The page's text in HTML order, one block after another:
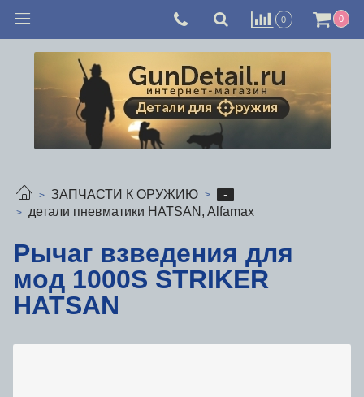
0 0
ЗАПЧАСТИ К ОРУЖИЮ
-
детали пневматики HATSAN, Alfamax
Рычаг взведения для
мод 1000S STRIKER
HATSAN